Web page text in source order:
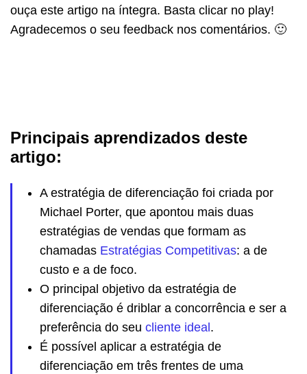
ouça este artigo na íntegra. Basta clicar no play!
Agradecemos o seu feedback nos comentários. 🙂
Principais aprendizados deste
artigo:
A estratégia de diferenciação foi criada por
Michael Porter, que apontou mais duas
estratégias de vendas que formam as
chamadas Estratégias Competitivas: a de
custo e a de foco.
O principal objetivo da estratégia de
diferenciação é driblar a concorrência e ser a
preferência do seu cliente ideal .
É possível aplicar a estratégia de
diferenciação em três frentes de uma